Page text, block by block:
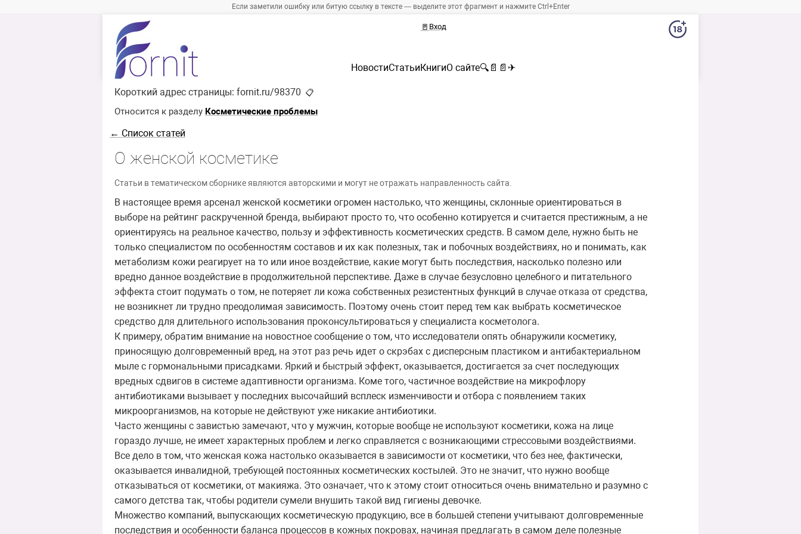
Если заметили ошибку или битую ссылку в тексте — выделите этот фрагмент и нажмите Ctrl+Enter
🚪 Вход
НовостиСтатьиКнигиО сайте🔍 📄 📄 ✈
Короткий адрес страницы: fornit.ru/98370 📋
Относится к разделу Косметические проблемы
← Список статей
О женской косметике
Статьи в тематическом сборнике являются авторскими и могут не отражать направленность сайта.
В настоящее время арсенал женской косметики огромен настолько, что женщины, склонные ориентироваться в
выборе на рейтинг раскрученной бренда, выбирают просто то, что особенно котируется и считается престижным, а не
ориентируясь на реальное качество, пользу и эффективность косметических средств. В самом деле, нужно быть не
только специалистом по особенностям составов и их как полезных, так и побочных воздействиях, но и понимать, как
метаболизм кожи реагирует на то или иное воздействие, какие могут быть последствия, насколько полезно или
вредно данное воздействие в продолжительной перспективе. Даже в случае безусловно целебного и питательного
эффекта стоит подумать о том, не потеряет ли кожа собственных резистентных функций в случае отказа от средства,
не возникнет ли трудно преодолимая зависимость. Поэтому очень стоит перед тем как выбрать косметическое
средство для длительного использования проконсультироваться у специалиста косметолога.
К примеру, обратим внимание на новостное сообщение о том, что исследователи опять обнаружили косметику,
приносящую долговременный вред, на этот раз речь идет о скрэбах с дисперсным пластиком и антибактериальном
мыле с гормональными присадками. Яркий и быстрый эффект, оказывается, достигается за счет последующих
вредных сдвигов в системе адаптивности организма. Коме того, частичное воздействие на микрофлору
антибиотиками вызывает у последних высочайший всплеск изменчивости и отбора с появлением таких
микроорганизмов, на которые не действуют уже никакие антибиотики.
Часто женщины с завистью замечают, что у мужчин, которые вообще не используют косметики, кожа на лице
гораздо лучше, не имеет характерных проблем и легко справляется с возникающими стрессовыми воздействиями.
Все дело в том, что женская кожа настолько оказывается в зависимости от косметики, что без нее, фактически,
оказывается инвалидной, требующей постоянных косметических костылей. Это не значит, что нужно вообще
отказываться от косметики, от макияжа. Это означает, что к этому стоит относиться очень внимательно и разумно с
самого детства так, чтобы родители сумели внушить такой вид гигиены девочке.
Множество компаний, выпускающих косметическую продукцию, все в большей степени учитывают долговременные
последствия и особенности баланса процессов в кожных покровах, начиная предлагать в самом деле полезные